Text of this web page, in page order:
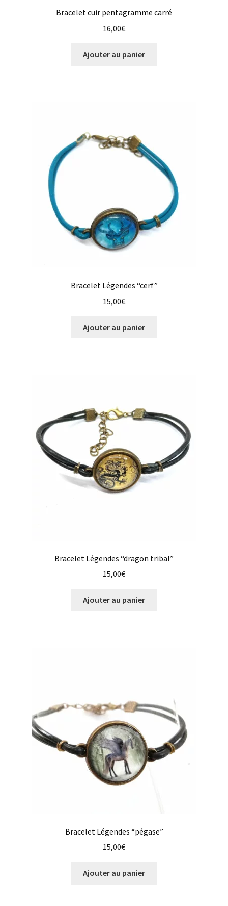
Bracelet cuir pentagramme carré
16,00€
Ajouter au panier
Bracelet Légendes “cerf”
15,00€
Ajouter au panier
Bracelet Légendes “dragon tribal”
15,00€
Ajouter au panier
Bracelet Légendes “pégase”
15,00€
Ajouter au panier